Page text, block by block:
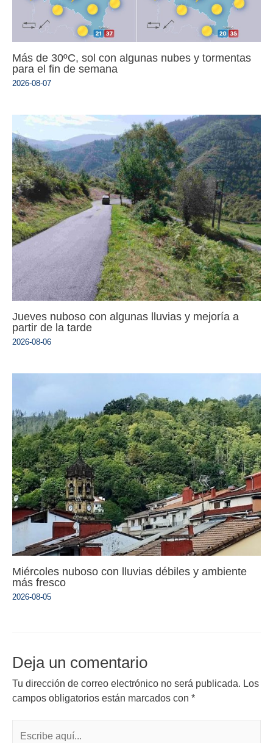
Más de 30ºC, sol con algunas nubes y tormentas
para el fin de semana
2026-08-07
Jueves nuboso con algunas lluvias y mejoría a
partir de la tarde
2026-08-06
Miércoles nuboso con lluvias débiles y ambiente
más fresco
2026-08-05
Deja un comentario
Tu dirección de correo electrónico no será publicada. Los
campos obligatorios están marcados con *